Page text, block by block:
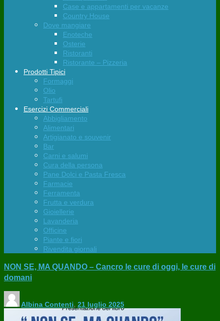
Case e appartamenti per vacanze
Country House
Dove mangiare
Enoteche
Osterie
Ristoranti
Ristorante – Pizzeria
Prodotti Tipici
Formaggi
Olio
Tartufi
Esercizi Commerciali
Abbigliamento
Alimentari
Artigianato e souvenir
Bar
Carni e salumi
Cura della persona
Pane Dolci e Pasta Fresca
Farmacie
Ferramenta
Frutta e verdura
Gioiellerie
Lavanderia
Officine
Piante e fiori
Rivendita giornali
NON SE, MA QUANDO – Cancro le cure di oggi, le cure di
domani
Albina Contenti, 21 luglio 2025